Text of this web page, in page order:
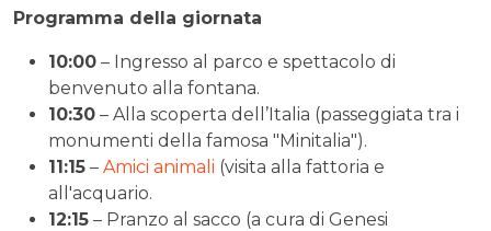
Programma della giornata
10:00 – Ingresso al parco e spettacolo di
benvenuto alla fontana.
10:30 – Alla scoperta dell’Italia (passeggiata tra i
monumenti della famosa "Minitalia").
11:15 – Amici animali (visita alla fattoria e
all'acquario.
12:15 – Pranzo al sacco (a cura di Genesi